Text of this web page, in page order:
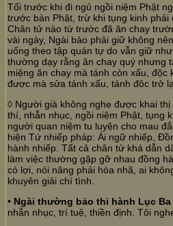
Tối trước khi đi ngủ ngồi niệm Phật
trước bàn Phật, trừ khi tụng kinh phải
Chân tử nào từ trước đã ăn chay
vài ngày, Ngài bảo phải giữ không
uống theo tập quán tự do vẫn giữ
thường dạy rằng ăn chay quý nhưng
miệng ăn chay mà tánh còn xấu, độc
được mà sửa tánh xấu, tánh độc trở
◊ Người già không nghe được khai
thí, nhẫn nhục, ngồi niệm Phật, tụng
người quan niệm tu luyện cho mau
hiện Tứ nhiếp pháp: Ái ngữ nhiếp,
hành nhiếp. Tất cả chân tử khá dẫn
làm việc thường gặp gỡ nhau đồng
có lợi, nói năng phải hòa nhã, ai
khuyên giải chí tình.
• Ngài thường bảo thi hành Lục Ba
nhẫn nhục, trí tuệ, thiền định. Tôi